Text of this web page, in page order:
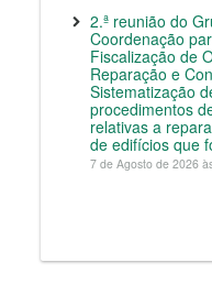
2.ª reunião do
Coordenação
Fiscalização de
Reparação e
Sistematização
procedimentos
relativas a
de edifícios que
7 de Agosto de 2026